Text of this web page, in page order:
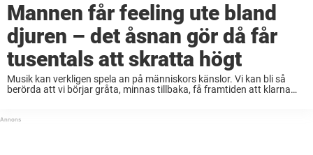
Mannen får feeling ute bland
djuren – det åsnan gör då får
tusentals att skratta högt
Musik kan verkligen spela an på människors känslor. Vi kan bli så
berörda att vi börjar gråta, minnas tillbaka, få framtiden att klarna